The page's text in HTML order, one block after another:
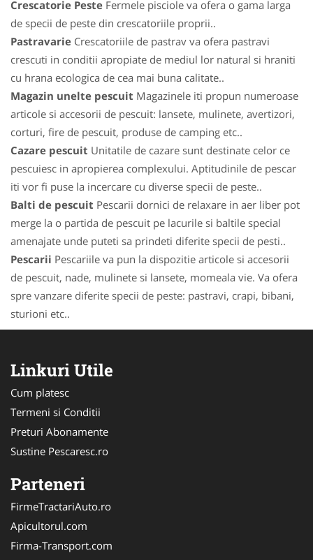
Crescatorie Peste Fermele pisciole va ofera o gama larga
de specii de peste din crescatoriile proprii..
Pastravarie Crescatoriile de pastrav va ofera pastravi
crescuti in conditii apropiate de mediul lor natural si hraniti
cu hrana ecologica de cea mai buna calitate..
Magazin unelte pescuit Magazinele iti propun numeroase
articole si accesorii de pescuit: lansete, mulinete, avertizori,
corturi, fire de pescuit, produse de camping etc..
Cazare pescuit Unitatile de cazare sunt destinate celor ce
pescuiesc in apropierea complexului. Aptitudinile de pescar
iti vor fi puse la incercare cu diverse specii de peste..
Balti de pescuit Pescarii dornici de relaxare in aer liber pot
merge la o partida de pescuit pe lacurile si baltile special
amenajate unde puteti sa prindeti diferite specii de pesti..
Pescarii Pescariile va pun la dispozitie articole si accesorii
de pescuit, nade, mulinete si lansete, momeala vie. Va ofera
spre vanzare diferite specii de peste: pastravi, crapi, bibani,
sturioni etc..
Linkuri Utile
Cum platesc
Termeni si Conditii
Preturi Abonamente
Sustine Pescaresc.ro
Parteneri
FirmeTractariAuto.ro
Apicultorul.com
Firma-Transport.com